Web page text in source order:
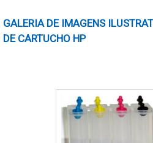
impresso fabrica todos....
GALERIA DE IMAGENS
DE CARTUCHO HP